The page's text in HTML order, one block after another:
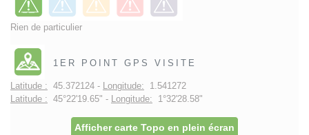
Rien de particulier
1ER POINT GPS VISITE
Latitude : 45.372124 - Longitude: 1.541272
Latitude : 45°22'19.65" - Longitude: 1°32'28.58"
Afficher carte Topo en plein écran